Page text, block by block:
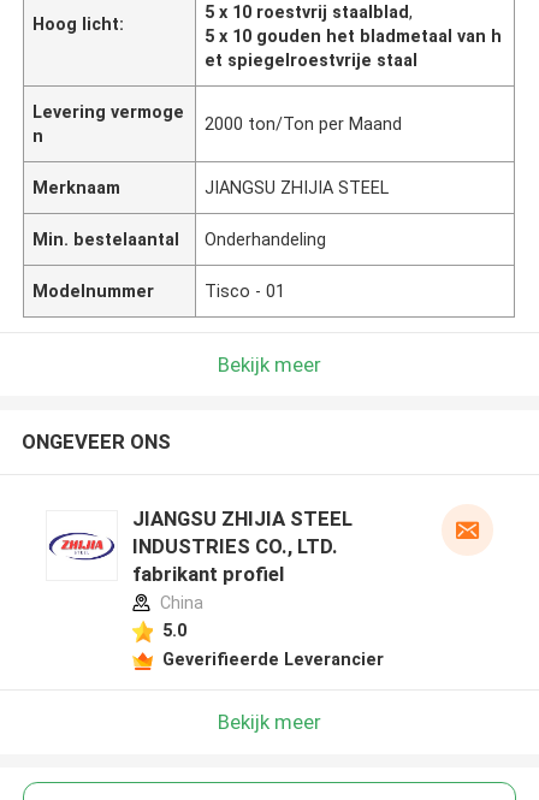
Hoog licht:
5 x 10 roestvrij staalblad,
5 x 10 gouden het bladmetaal van h
et spiegelroestvrije staal
Levering vermoge
n
2000 ton/Ton per Maand
Merknaam JIANGSU ZHIJIA STEEL
Min. bestelaantal Onderhandeling
Modelnummer Tisco - 01
Bekijk meer
ONGEVEER ONS
JIANGSU ZHIJIA STEEL
INDUSTRIES CO., LTD.
fabrikant profiel
China
5.0
Geverifieerde Leverancier
Bekijk meer